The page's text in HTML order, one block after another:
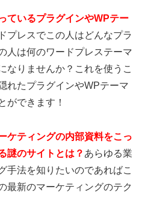
ているプラグインやWPテー
プレスでこの人はどんなプラ
人は何のワードプレステーマ
なりませんか？これを使うこ
れたプラグインやWPテーマ
ができます！
ケティングの内部資料をこっ
謎のサイトとは？ あらゆる業
手法を知りたいのであればこ
最新のマーケティングのテク